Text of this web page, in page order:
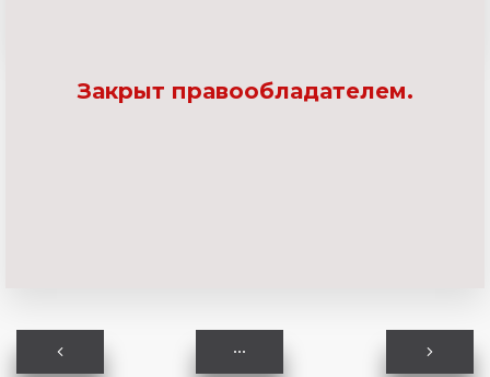
Закрыт правообладателем.